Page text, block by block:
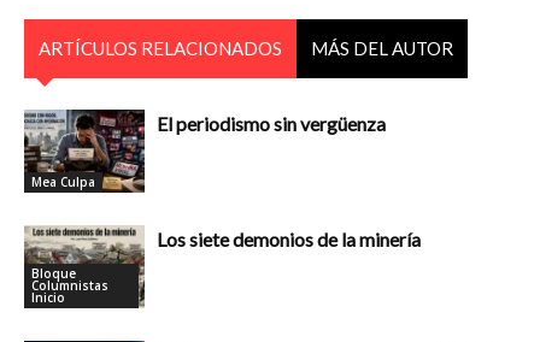
ARTÍCULOS RELACIONADOS MÁS DEL AUTOR
Mea Culpa
El periodismo sin vergüenza
Bloque
Columnistas
Inicio
Los siete demonios de la minería